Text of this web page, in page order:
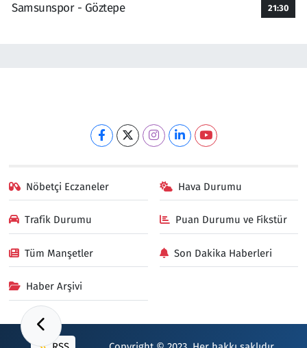
Samsunspor - Göztepe
21:30
Nöbetçi Eczaneler Hava Durumu
Trafik Durumu Puan Durumu ve Fikstür
Tüm Manşetler Son Dakika Haberleri
Haber Arşivi